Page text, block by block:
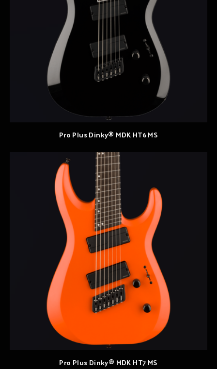
Pro Plus Dinky® MDK HT6 MS
Pro Plus Dinky® MDK HT7 MS